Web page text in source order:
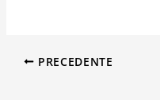
PRECEDENTE